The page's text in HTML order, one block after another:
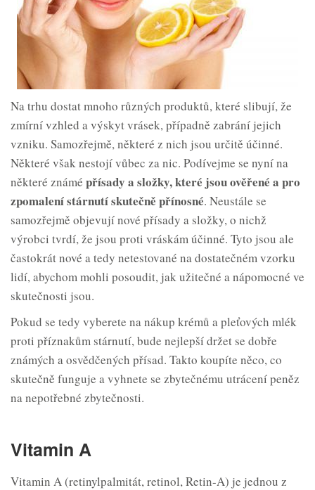
Na trhu dostat mnoho různých produktů, které slibují, že
zmírní vzhled a výskyt vrásek, případně zabrání jejich
vzniku. Samozřejmě, některé z nich jsou určitě účinné.
Některé však nestojí vůbec za nic. Podívejme se nyní na
některé známé přísady a složky, které jsou ověřené a pro
zpomalení stárnutí skutečně přínosné. Neustále se
samozřejmě objevují nové přísady a složky, o nichž
výrobci tvrdí, že jsou proti vráskám účinné. Tyto jsou ale
častokrát nové a tedy netestované na dostatečném vzorku
lidí, abychom mohli posoudit, jak užitečné a nápomocné ve
skutečnosti jsou.
Pokud se tedy vyberete na nákup krémů a pleťových mlék
proti příznakům stárnutí, bude nejlepší držet se dobře
známých a osvědčených přísad. Takto koupíte něco, co
skutečně funguje a vyhnete se zbytečnému utrácení peněz
na nepotřebné zbytečnosti.
Vitamin A
Vitamin A (retinylpalmitát, retinol, Retin-A) je jednou z